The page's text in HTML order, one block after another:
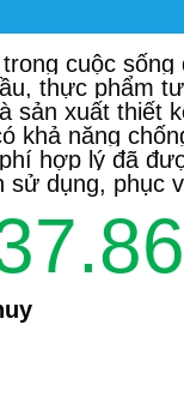
cuộc
thực phẩm
sản xuất thiết
khả năng
hợp lý đã
dụng, phục